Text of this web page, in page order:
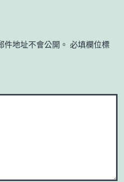
地址不會公開。 必填欄位標